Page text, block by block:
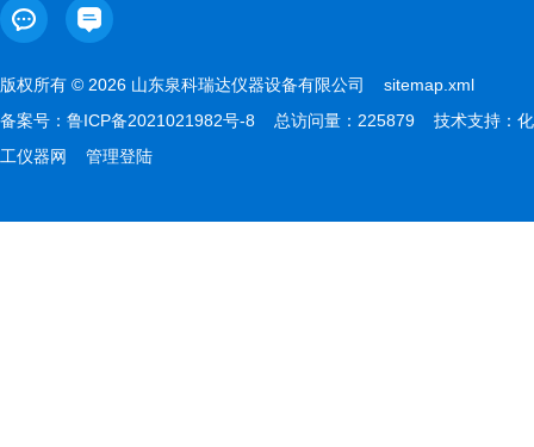
版权所有 © 2026 山东泉科瑞达仪器设备有限公司 sitemap.xml
备案号： 鲁ICP备2021021982号-8 总访问量：225879 技术支持： 化
工仪器网
管理登陆